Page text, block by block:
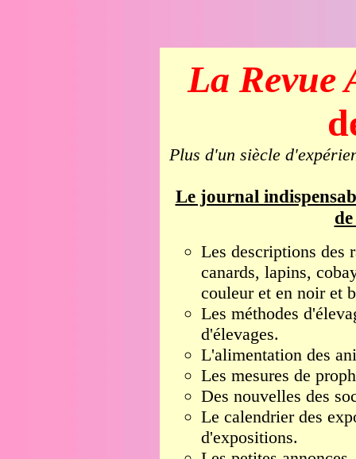
La Revue
Plus d'un siècle
Le journal
Les descriptions des
canards, lapins,
couleur et en noir et
Les méthodes
d'élevages.
L'alimentation des
Les mesures de
Des nouvelles des
Le calendrier des
d'expositions.